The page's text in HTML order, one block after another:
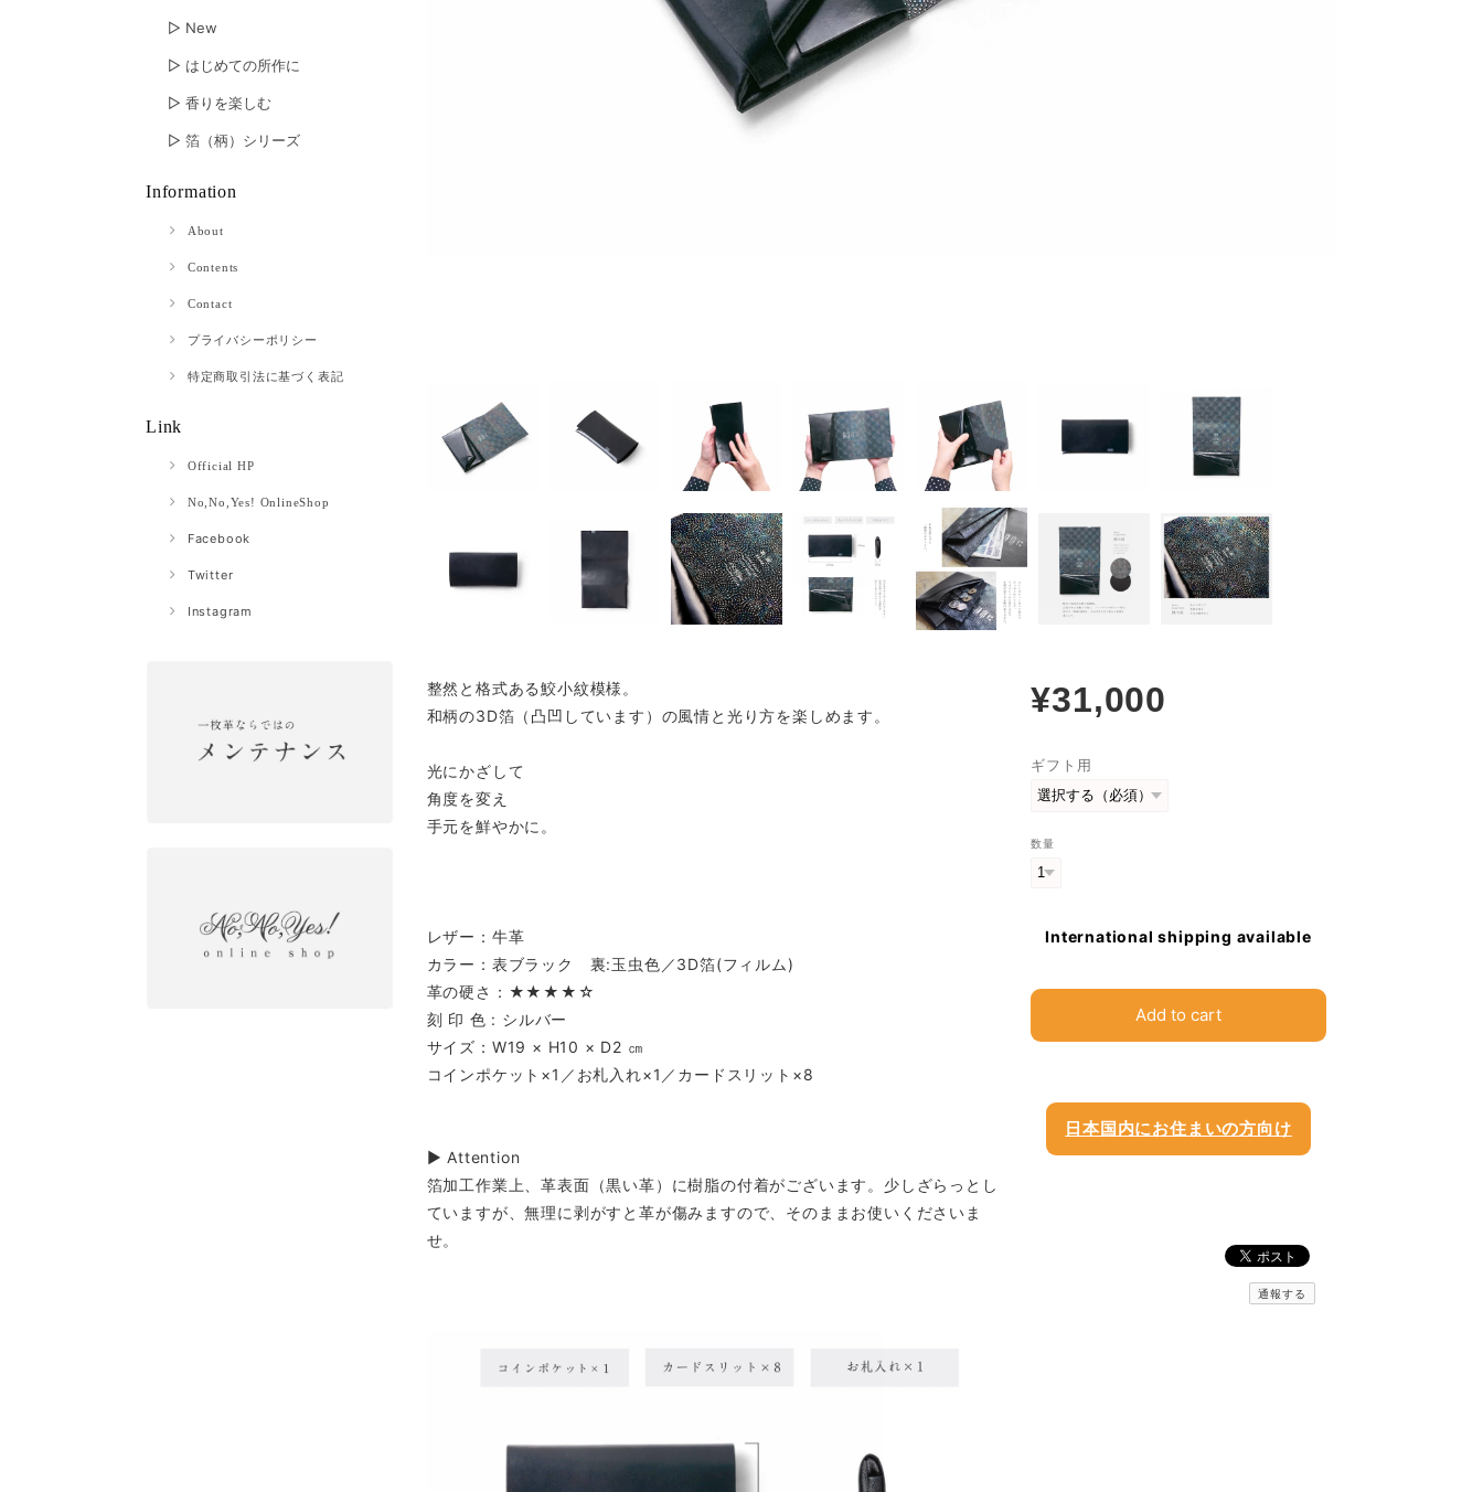
▷ New
▷ はじめての所作に
▷ 香りを楽しむ
▷ 箔（柄）シリーズ
Information
About
Contents
Contact
プライバシーポリシー
特定商取引法に基づく表記
Link
Official HP
No,No,Yes! OnlineShop
Facebook
Twitter
Instagram
整然と格式ある鮫小紋模様。
和柄の3D箔（凸凹しています）の風情と光り方を楽しめます。
光にかざして
角度を変え
手元を鮮やかに。
レザー：牛革
カラー：表ブラック 裏:玉虫色／3D箔(フィルム)
革の硬さ：★★★★☆
刻 印 色 : シルバー
サイズ：W19 × H10 × D2 ㎝
コインポケット×1／お札入れ×1／カードスリット×8
▶︎ Attention
箔加工作業上、革表面（黒い革）に樹脂の付着がございます。少しざらっとし
ていますが、無理に剥がすと革が傷みますので、そのままお使いくださいま
せ。
¥31,000
ギフト用
数量
International shipping available
Add to cart
日本国内にお住まいの方向け
通報する